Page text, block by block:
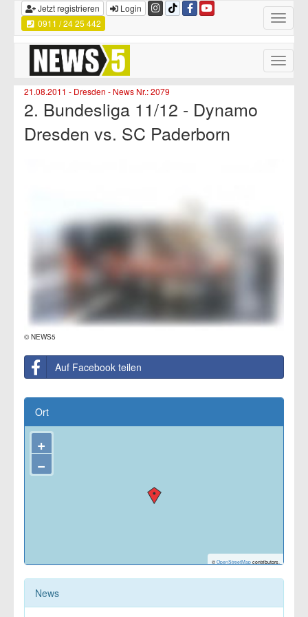
Toggle
Jetzt registrieren
Login
0911 / 24 25 442
Toggle
21.08.2011 - Dresden - News Nr.: 2079
2. Bundesliga 11/12 - Dynamo
Dresden vs. SC Paderborn
© NEWS5
Auf Facebook teilen
Ort
+
−
© OpenStreetMapcontributors.
News